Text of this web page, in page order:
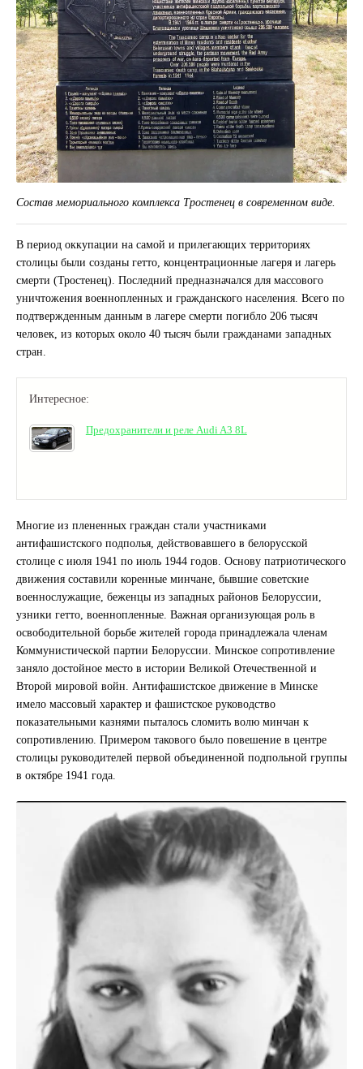
Состав мемориального комплекса Тростенец в современном виде.
В период оккупации на самой и прилегающих территориях
столицы были созданы гетто, концентрационные лагеря и лагерь
смерти (Тростенец). Последний предназначался для массового
уничтожения военнопленных и гражданского населения. Всего по
подтвержденным данным в лагере смерти погибло 206 тысяч
человек, из которых около 40 тысяч были гражданами западных
стран.
Интересное:
Предохранители и реле Audi A3 8L
Многие из плененных граждан стали участниками
антифашистского подполья, действовавшего в белорусской
столице с июля 1941 по июль 1944 годов. Основу патриотического
движения составили коренные минчане, бывшие советские
военнослужащие, беженцы из западных районов Белоруссии,
узники гетто, военнопленные. Важная организующая роль в
освободительной борьбе жителей города принадлежала членам
Коммунистической партии Белоруссии. Минское сопротивление
заняло достойное место в истории Великой Отечественной и
Второй мировой войн. Антифашистское движение в Минске
имело массовый характер и фашистское руководство
показательными казнями пыталось сломить волю минчан к
сопротивлению. Примером такового было повешение в центре
столицы руководителей первой объединенной подпольной группы
в октябре 1941 года.